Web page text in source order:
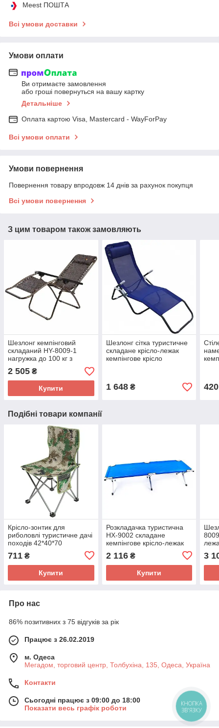
Meest ПОШТА
Всі умови доставки
Умови оплати
Ви отримаєте замовлення
або гроші повернуться на вашу картку
Детальніше
Оплата картою Visa, Mastercard - WayForPay
Всі умови оплати
Умови повернення
Повернення товару впродовж 14 днів за рахунок покупця
Всі умови повернення
З цим товаром також замовляють
Шезлонг кемпінговий
складаний HY-8009-1
нагружка до 100 кг з
підголовником туристичне
крісло
2 505 ₴
Купити
Шезлонг сітка туристичне
складане крісло-лежак
кемпінгове крісло
1 648₴ 420
Подібні товари компанії
Крісло-зонтик для
риболовлі туристичне дачі
походів 42*40*70
навантаження до 80 кг із
кишенею
711 ₴
Купити
Розкладачка туристична
HX-9002 складане
кемпінгове крісло-лежак
2 116₴
Купити
3
Про нас
86% позитивних з 75 відгуків за рік
Працює з 26.02.2019
м. Одеса
Мегадом, торговий центр, Толбухіна, 135, Одеса, Україна
Контакти
Сьогодні працює з 09:00 до 18:00
Показати весь графік роботи
КНОПКА
ЗВ'ЯЗКУ